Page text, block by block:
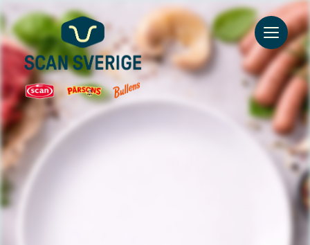
Go to main content